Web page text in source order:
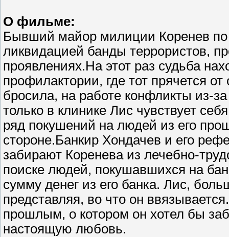
О фильме:
Бывший майор милиции Коренев
ликвидацией банды террористов,
проявлениях.На этот раз судьба
профилактории, где тот прячется
бросила, на работе конфликты из-
только в клинике Лис чувствует
ряд покушений на людей из его
стороне.Банкир Хондачев и его
забирают Коренева из лечебно-
поиске людей, покушавшихся на
сумму денег из его банка. Лис,
представляя, во что он
прошлым, о котором он хотел бы
настоящую любовь.